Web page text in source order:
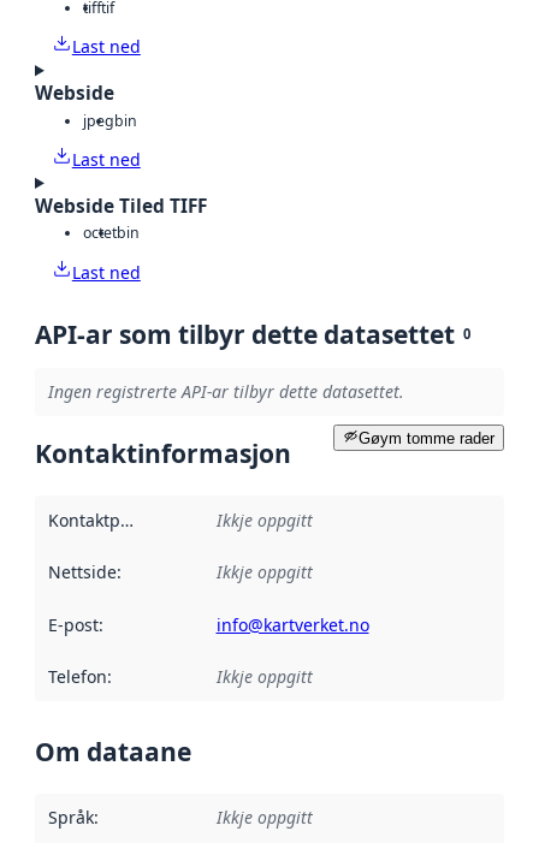
tifftif
Last ned
Webside
jpegbin
Last ned
Webside Tiled TIFF
octetbin
Last ned
API-ar som tilbyr dette datasettet 0
Ingen registrerte API-ar tilbyr dette datasettet.
Gøym tomme rader
Kontaktinformasjon
Kontaktpunkt Ikkje oppgitt
Nettside: Ikkje oppgitt
E-post: info@kartverket.no
Telefon: Ikkje oppgitt
Om dataane
Språk: Ikkje oppgitt